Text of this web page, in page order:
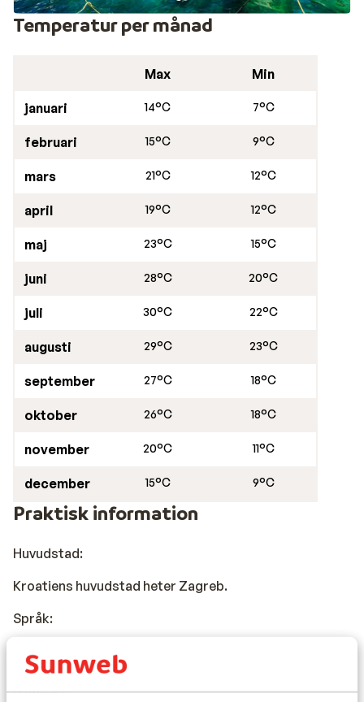
Temperatur per månad
Max Min
januari 14°C 7°C
februari 15°C 9°C
mars 21°C 12°C
april 19°C 12°C
maj 23°C 15°C
juni 28°C 20°C
juli 30°C 22°C
augusti 29°C 23°C
september 27°C 18°C
oktober 26°C 18°C
november 20°C 11°C
december 15°C 9°C
Praktisk information
Huvudstad:
Kroatiens huvudstad heter Zagreb.
Språk:
Det officiella språket är kroatiska. På de flesta platser
talas också tyska. I turistområdena talar många även
engelska.